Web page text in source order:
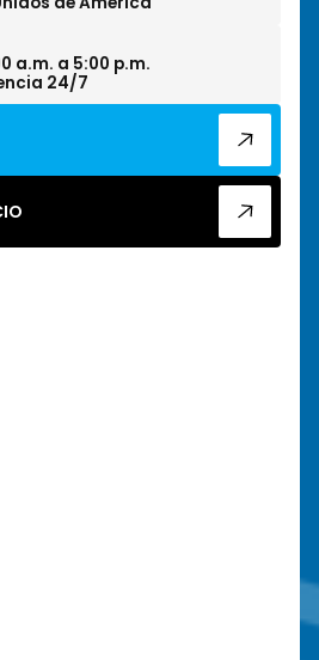
a.m. a 5:00 p.m.
24/7